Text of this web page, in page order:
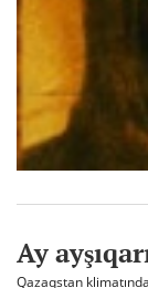
Ay
Qazaqstan